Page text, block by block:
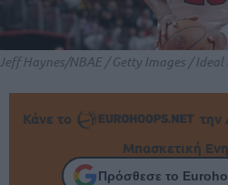
Haynes/NBAE / Getty Images / Ideal
Κάνε το
την
Μπασκετική
Πρόσθεσε το